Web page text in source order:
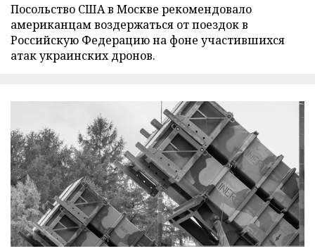
Посольство США в Москве рекомендовало
американцам воздержаться от поездок в
Российскую Федерацию на фоне участившихся
атак украинских дронов.